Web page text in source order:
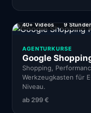
40+ Videos 9
AGENTURKURSE
Google
Shopping,
Werkzeugkasten für
Niveau.
ab 299 €